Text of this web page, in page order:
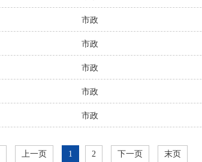
市政
市政
市政
市政
市政
上一页 1 2 下一页 末页